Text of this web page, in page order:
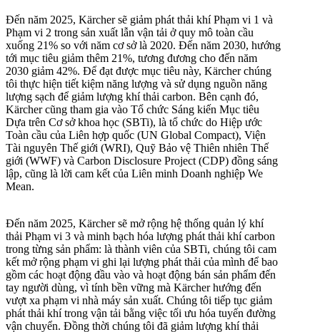
Đến năm 2025, Kärcher sẽ giảm phát thải khí Phạm vi 1 và
Phạm vi 2 trong sản xuất lẫn vận tải ở quy mô toàn cầu
xuống 21% so với năm cơ sở là 2020. Đến năm 2030, hướng
tới mục tiêu giảm thêm 21%, tương đương cho đến năm
2030 giảm 42%. Để đạt được mục tiêu này, Kärcher chúng
tôi thực hiện tiết kiệm năng lượng và sử dụng nguồn năng
lượng sạch để giảm lượng khí thải carbon. Bên cạnh đó,
Kärcher cũng tham gia vào Tổ chức Sáng kiến Mục tiêu
Dựa trên Cơ sở khoa học (SBTi), là tổ chức do Hiệp ước
Toàn cầu của Liên hợp quốc (UN Global Compact), Viện
Tài nguyên Thế giới (WRI), Quỹ Bảo vệ Thiên nhiên Thế
giới (WWF) và Carbon Disclosure Project (CDP) đồng sáng
lập, cũng là lời cam kết của Liên minh Doanh nghiệp We
Mean.
Đến năm 2025, Kärcher sẽ mở rộng hệ thống quản lý khí
thải Phạm vi 3 và minh bạch hóa lượng phát thải khí carbon
trong từng sản phẩm: là thành viên của SBTi, chúng tôi cam
kết mở rộng phạm vi ghi lại lượng phát thải của mình để bao
gồm các hoạt động đầu vào và hoạt động bán sản phẩm đến
tay người dùng, vì tính bền vững mà Kärcher hướng đến
vượt xa phạm vi nhà máy sản xuất. Chúng tôi tiếp tục giảm
phát thải khí trong vận tải bằng việc tối ưu hóa tuyến đường
vận chuyển. Đồng thời chúng tôi đã giảm lượng khí thải